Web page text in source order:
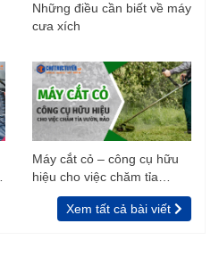
Những điều cần biết về máy
cưa xích
Máy cắt cỏ – công cụ hữu
hiệu cho việc chăm tỉa
vườn, rào
Xem tất cả bài viết